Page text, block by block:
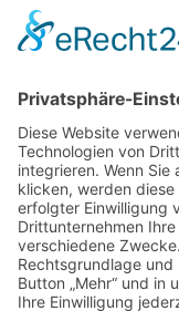
Kontakt